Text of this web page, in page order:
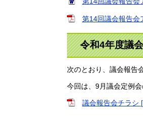
第14回議会報告会
令和4年度議
次のとおり、議会報告
今回は、9月議会定例
議会報告会チラシ